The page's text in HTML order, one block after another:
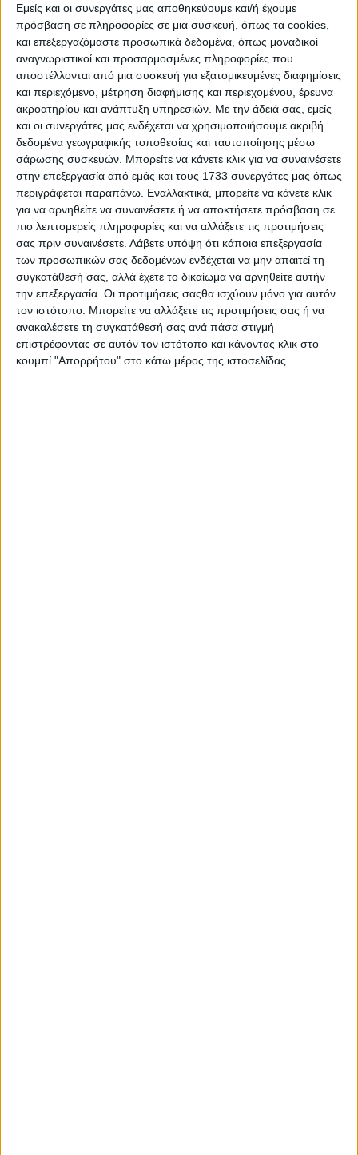
Εμείς και οι συνεργάτες μας αποθηκεύουμε και/ή έχουμε
πρόσβαση σε πληροφορίες σε μια συσκευή, όπως τα cookies,
και επεξεργαζόμαστε προσωπικά δεδομένα, όπως μοναδικοί
αναγνωριστικοί και προσαρμοσμένες πληροφορίες που
αποστέλλονται από μια συσκευή για εξατομικευμένες διαφημίσεις
και περιεχόμενο, μέτρηση διαφήμισης και περιεχομένου, έρευνα
ακροατηρίου και ανάπτυξη υπηρεσιών. Με την άδειά σας, εμείς
και οι συνεργάτες μας ενδέχεται να χρησιμοποιήσουμε ακριβή
δεδομένα γεωγραφικής τοποθεσίας και ταυτοποίησης μέσω
σάρωσης συσκευών. Μπορείτε να κάνετε κλικ για να συναινέσετε
στην επεξεργασία από εμάς και τους 1733 συνεργάτες μας όπως
περιγράφεται παραπάνω. Εναλλακτικά, μπορείτε να κάνετε κλικ
για να αρνηθείτε να συναινέσετε ή να αποκτήσετε πρόσβαση σε
πιο λεπτομερείς πληροφορίες και να αλλάξετε τις προτιμήσεις
σας πριν συναινέσετε. Λάβετε υπόψη ότι κάποια επεξεργασία
των προσωπικών σας δεδομένων ενδέχεται να μην απαιτεί τη
συγκατάθεσή σας, αλλά έχετε το δικαίωμα να αρνηθείτε αυτήν
την επεξεργασία. Οι προτιμήσεις σαςθα ισχύουν μόνο για αυτόν
τον ιστότοπο. Μπορείτε να αλλάξετε τις προτιμήσεις σας ή να
ανακαλέσετε τη συγκατάθεσή σας ανά πάσα στιγμή
επιστρέφοντας σε αυτόν τον ιστότοπο και κάνοντας κλικ στο
κουμπί "Απορρήτου" στο κάτω μέρος της ιστοσελίδας.
να στραφεί πλέον σε έναν νέο, φιλόδοξο
και εξελισσόμενο προπονητή.
ΟΠαναθηναϊκόςδείχνει έτοιμος να
επενδύσει όχι απλώς σε έναν προπονητή,
αλλά σε μια νέα ποδοσφαιρική
ταυτότητα. Και οΓιάκομπ Νίστρουπ
καλείται τώρα να αποδείξει πως μπορεί
να μεταφέρει την επιτυχία και τη
φιλοσοφία του από τη Δανία στην
απαιτητική πραγματικότητα του
ελληνικού ποδοσφαίρου.